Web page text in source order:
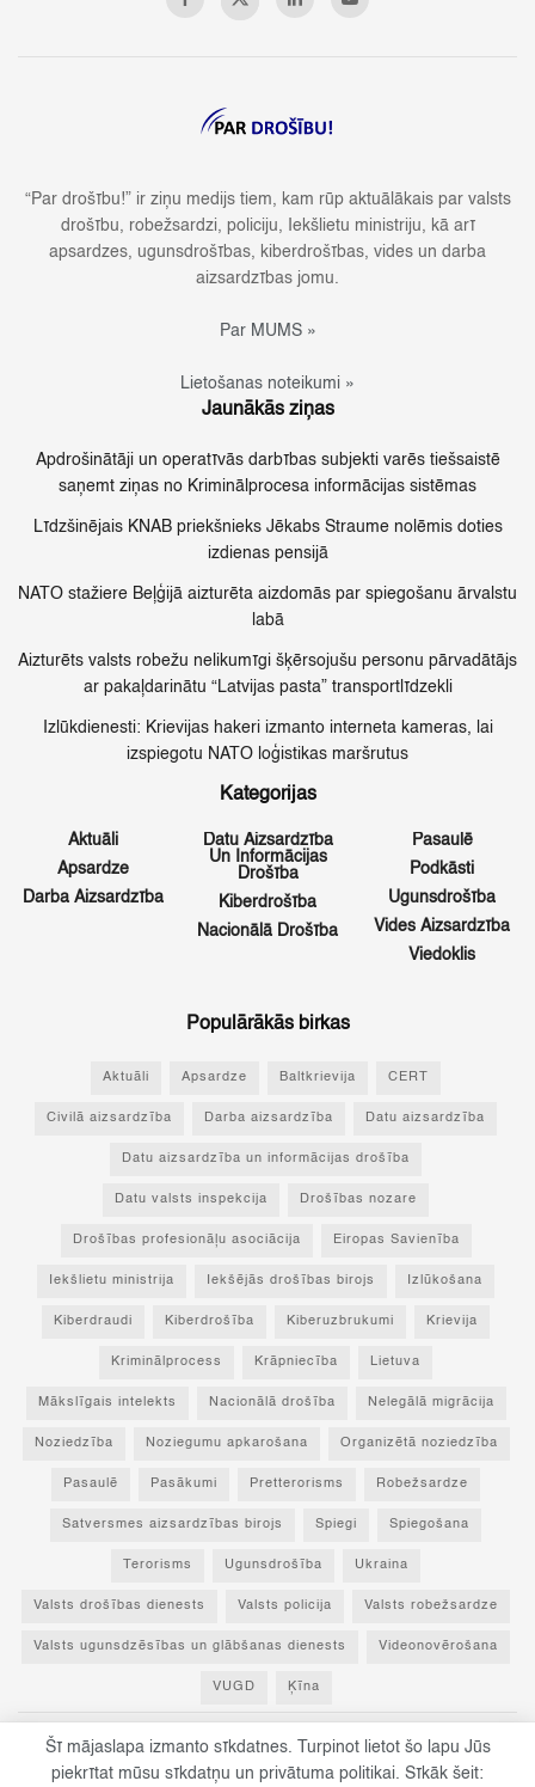
“Par drošību!” ir ziņu medijs tiem, kam rūp aktuālākais par valsts
drošību, robežsardzi, policiju, Iekšlietu ministriju, kā arī
apsardzes, ugunsdrošības, kiberdrošības, vides un darba
aizsardzības jomu.
Par MUMS »
Lietošanas noteikumi »
Jaunākās ziņas
Apdrošinātāji un operatīvās darbības subjekti varēs tiešsaistē
saņemt ziņas no Kriminālprocesa informācijas sistēmas
Līdzšinējais KNAB priekšnieks Jēkabs Straume nolēmis doties
izdienas pensijā
NATO stažiere Beļģijā aizturēta aizdomās par spiegošanu ārvalstu
labā
Aizturēts valsts robežu nelikumīgi šķērsojušu personu pārvadātājs
ar pakaļdarinātu “Latvijas pasta” transportlīdzekli
Izlūkdienesti: Krievijas hakeri izmanto interneta kameras, lai
izspiegotu NATO loģistikas maršrutus
Kategorijas
Aktuāli
Apsardze
Darba Aizsardzība
Datu Aizsardzība
Un Informācijas
Drošība
Kiberdrošība
Nacionālā Drošība
Pasaulē
Podkāsti
Ugunsdrošība
Vides Aizsardzība
Viedoklis
Populārākās birkas
Aktuāli Apsardze Baltkrievija CERT
Civilā aizsardzība Darba aizsardzība Datu aizsardzība
Datu aizsardzība un informācijas drošība
Datu valsts inspekcija Drošības nozare
Drošības profesionāļu asociācija Eiropas Savienība
Iekšlietu ministrija Iekšējās drošības birojs Izlūkošana
Kiberdraudi Kiberdrošība Kiberuzbrukumi Krievija
Kriminālprocess Krāpniecība Lietuva
Mākslīgais intelekts Nacionālā drošība Nelegālā migrācija
Noziedzība Noziegumu apkarošana Organizētā noziedzība
Pasaulē Pasākumi Pretterorisms Robežsardze
Satversmes aizsardzības birojs Spiegi Spiegošana
Terorisms Ugunsdrošība Ukraina
Valsts drošības dienests Valsts policija Valsts robežsardze
Valsts ugunsdzēsības un glābšanas dienests Videonovērošana
VUGD Ķīna
© 2023 Par drošību! - Visas tiesības paturētas un aizsargātas ar Latvijas
Šī mājaslapa izmanto sīkdatnes. Turpinot lietot šo lapu Jūs
piekrītat mūsu sīkdatņu un privātuma politikai. Sīkāk šeit: